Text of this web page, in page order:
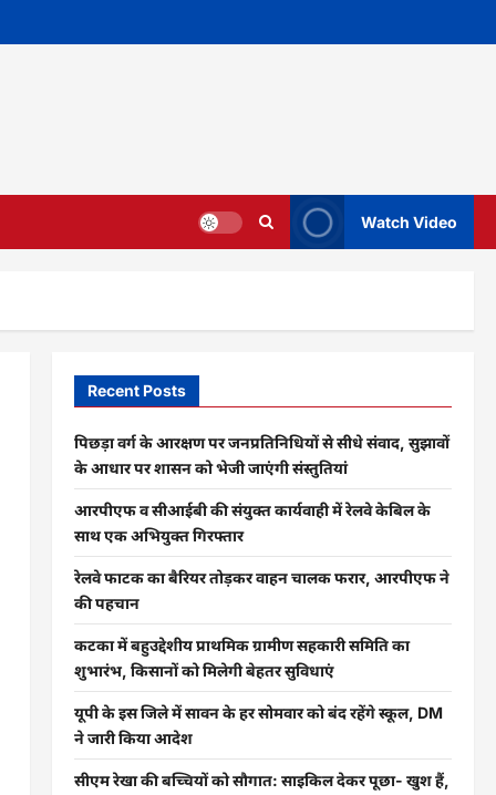
Watch Video
Recent Posts
पिछड़ा वर्ग के आरक्षण पर जनप्रतिनिधियों से सीधे संवाद, सुझावों
के आधार पर शासन को भेजी जाएंगी संस्तुतियां
आरपीएफ व सीआईबी की संयुक्त कार्यवाही में रेलवे केबिल के
साथ एक अभियुक्त गिरफ्तार
रेलवे फाटक का बैरियर तोड़कर वाहन चालक फरार, आरपीएफ ने
की पहचान
कटका में बहुउद्देशीय प्राथमिक ग्रामीण सहकारी समिति का
शुभारंभ, किसानों को मिलेगी बेहतर सुविधाएं
यूपी के इस जिले में सावन के हर सोमवार को बंद रहेंगे स्कूल, DM
ने जारी किया आदेश
सीएम रेखा की बच्चियों को सौगात: साइकिल देकर पूछा- खुश हैं,